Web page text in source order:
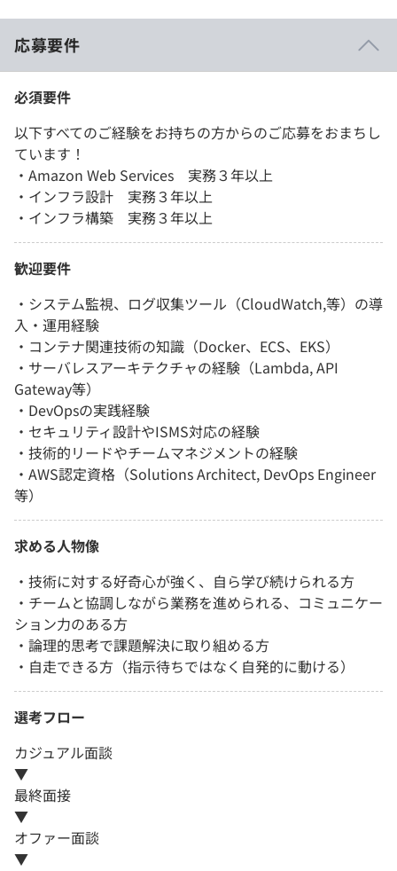
応募要件
必須要件
以下すべてのご経験をお持ちの方からのご応募をおまちし
ています！
・Amazon Web Services 実務３年以上
・インフラ設計 実務３年以上
・インフラ構築 実務３年以上
歓迎要件
・システム監視、ログ収集ツール（CloudWatch,等）の導
入・運用経験
・コンテナ関連技術の知識（Docker、ECS、EKS）
・サーバレスアーキテクチャの経験（Lambda, API
Gateway等）
・DevOpsの実践経験
・セキュリティ設計やISMS対応の経験
・技術的リードやチームマネジメントの経験
・AWS認定資格（Solutions Architect, DevOps Engineer
等）
求める人物像
・技術に対する好奇心が強く、自ら学び続けられる方
・チームと協調しながら業務を進められる、コミュニケー
ション力のある方
・論理的思考で課題解決に取り組める方
・自走できる方（指示待ちではなく自発的に動ける）
選考フロー
カジュアル面談
▼
最終面接
▼
オファー面談
▼